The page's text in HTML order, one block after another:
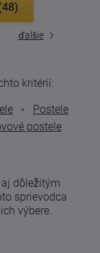
ďalšie
kritérií:
Postele
postele
dôležitým
sprievodca
výbere.